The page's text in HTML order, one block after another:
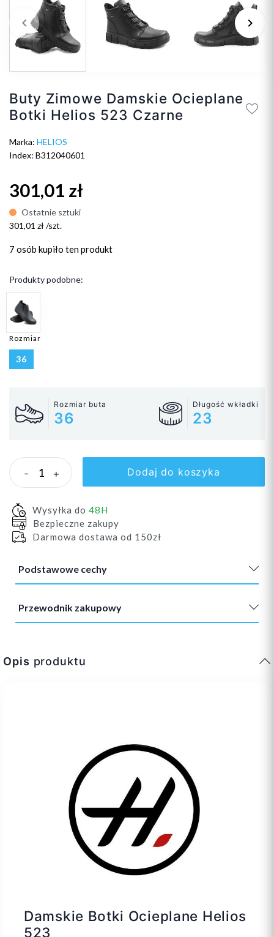
Poprzedni
keyboard_arrow_left keyboard_arrow_right
Buty Zimowe Damskie Ocieplane
Botki Helios 523 Czarne
Marka: HELIOS
Index: B312040601
301,01 zł
Ostatnie sztuki
301,01 zł /szt.
7 osób kupiło ten produkt
Produkty podobne:
Rozmiar
36
Rozmiar buta
36
Długość wkładki
23
- + Dodaj do koszyka
Wysyłka do 48H
Bezpieczne zakupy
Darmowa dostawa od 150zł
Podstawowe cechy
Przewodnik zakupowy
Opis produktu
Damskie Botki Ocieplane Helios
523